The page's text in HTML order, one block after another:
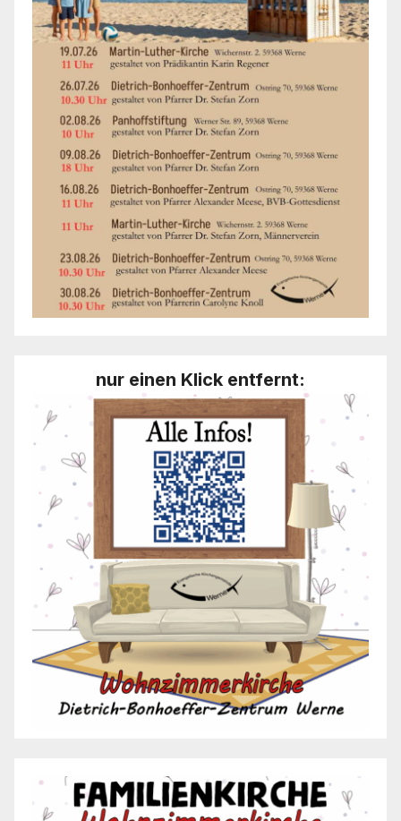
nur einen Klick entfernt: